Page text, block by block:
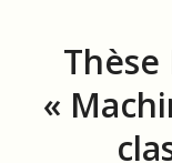
Thèse
«